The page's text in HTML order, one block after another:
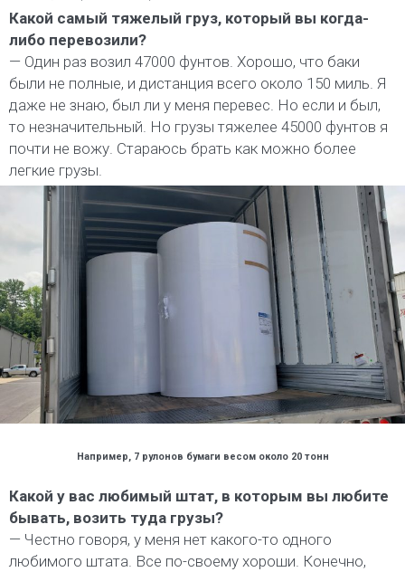
Какой самый тяжелый груз, который вы когда-
либо перевозили?
— Один раз возил 47000 фунтов. Хорошо, что баки
были не полные, и дистанция всего около 150 миль. Я
даже не знаю, был ли у меня перевес. Но если и был,
то незначительный. Но грузы тяжелее 45000 фунтов я
почти не вожу. Стараюсь брать как можно более
легкие грузы.
Например, 7 рулонов бумаги весом около 20 тонн
Какой у вас любимый штат, в которым вы любите
бывать, возить туда грузы?
— Честно говоря, у меня нет какого-то одного
любимого штата. Все по-своему хороши. Конечно,